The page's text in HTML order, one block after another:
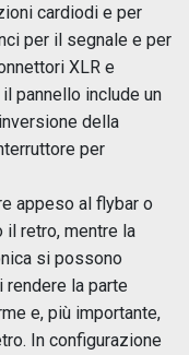
cardiodi e per
per il segnale e per
XLR e
pannello include un
della
per
appeso al flybar o
il retro, mentre la
si possono
la parte
e, più importante,
In configurazione